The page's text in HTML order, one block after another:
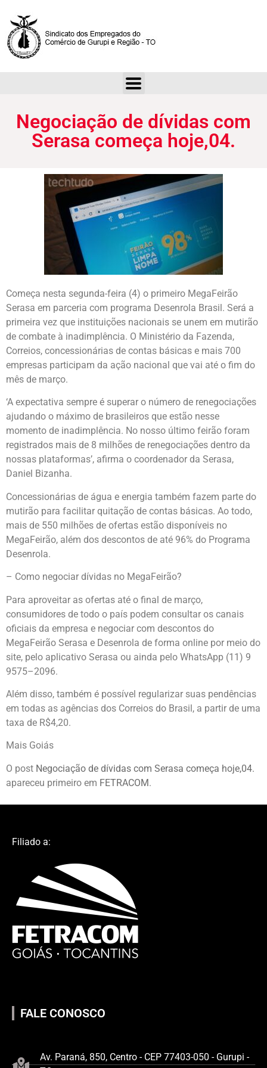
Negociação de dívidas com
Serasa começa hoje,04.
Começa nesta segunda-feira (4) o primeiro MegaFeirão
Serasa em parceria com programa Desenrola Brasil. Será a
primeira vez que instituições nacionais se unem em mutirão
de combate à inadimplência. O Ministério da Fazenda,
Correios, concessionárias de contas básicas e mais 700
empresas participam da ação nacional que vai até o fim do
mês de março.
‘A expectativa sempre é superar o número de renegociações
ajudando o máximo de brasileiros que estão nesse
momento de inadimplência. No nosso último feirão foram
registrados mais de 8 milhões de renegociações dentro da
nossas plataformas’, afirma o coordenador da Serasa,
Daniel Bizanha.
Concessionárias de água e energia também fazem parte do
mutirão para facilitar quitação de contas básicas. Ao todo,
mais de 550 milhões de ofertas estão disponíveis no
MegaFeirão, além dos descontos de até 96% do Programa
Desenrola.
– Como negociar dívidas no MegaFeirão?
Para aproveitar as ofertas até o final de março,
consumidores de todo o país podem consultar os canais
oficiais da empresa e negociar com descontos do
MegaFeirão Serasa e Desenrola de forma online por meio do
site, pelo aplicativo Serasa ou ainda pelo WhatsApp (11) 9
9575–2096.
Além disso, também é possível regularizar suas pendências
em todas as agências dos Correios do Brasil, a partir de uma
taxa de R$4,20.
Mais Goiás
O post Negociação de dívidas com Serasa começa hoje,04.
apareceu primeiro em FETRACOM.
Filiado a:
FALE CONOSCO
Av. Paraná, 850, Centro - CEP 77403-050 - Gurupi -